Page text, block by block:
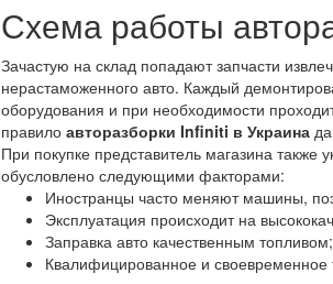
Схема работы
Зачастую на склад попадают запчасти
нерастаможенного авто. Каждый
оборудования и при необходимости
правило авторазборки Infiniti в Украина
При покупке представитель магазина
обусловлено следующими факторами:
Иностранцы часто меняют машины,
Эксплуатация происходит на
Заправка авто качественным топливом;
Квалифицированное и своевременное